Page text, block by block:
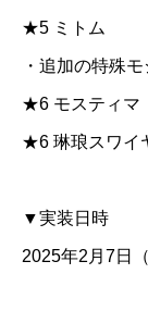
★5 ミトム
・追加の特殊
★6 モスティマ
★6 琳琅スワイ
▼実装日時
2025年2月7日